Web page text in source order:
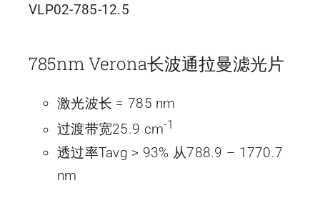
VLP02-785-12.5
785nm Verona长波通拉曼滤光片
激光波长 = 785 nm
过渡带宽25.9 cm-1
透过率Tavg > 93% 从788.9 – 1770.7
nm